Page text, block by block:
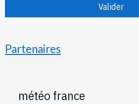
Valider
Partenaires
météo france